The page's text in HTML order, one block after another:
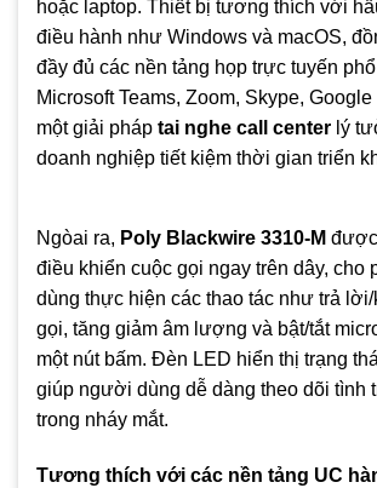
hoặc laptop. Thiết bị tương thích với
điều hành như Windows và macOS,
đầy đủ các nền tảng họp trực tuyến
Microsoft Teams, Zoom, Skype,
một giải pháp tai nghe call center lý
doanh nghiệp tiết kiệm thời gian triển
Ngòai ra, Poly Blackwire 3310-M
điều khiển cuộc gọi ngay trên dây, cho
dùng thực hiện các thao tác như trả
gọi, tăng giảm âm lượng và bật/tắt
một nút bấm. Đèn LED hiển thị trạng
giúp người dùng dễ dàng theo dõi tình
trong nháy mắt.
Tương thích với các nền tảng UC